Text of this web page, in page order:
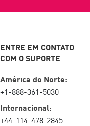
ENTRE EM CONTATO
COM O SUPORTE
América do Norte:
+1-888-361-5030
Internacional:
+44-114-478-2845